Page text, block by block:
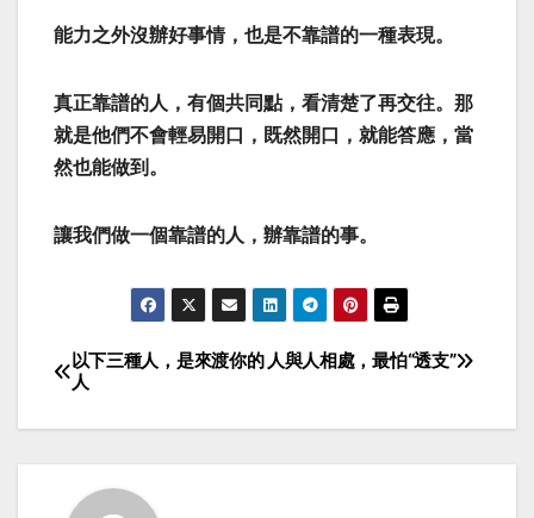
能力之外沒辦好事情，也是不靠譜的一種表現。
真正靠譜的人，有個共同點，看清楚了再交往。那
就是他們不會輕易開口，既然開口，就能答應，當
然也能做到。
讓我們做一個靠譜的人，辦靠譜的事。
Post
navigation
人與人相處，最怕“透支”
以下三種人，是來渡你的
人